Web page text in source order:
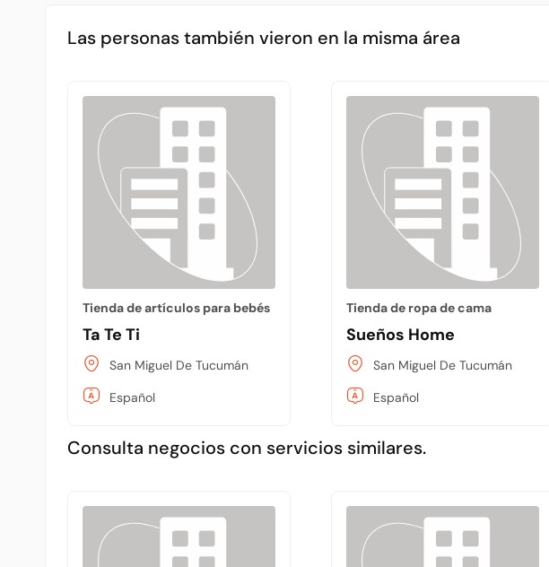
Las personas también vieron en la misma área
Tienda de artículos para bebés
Ta Te Ti
San Miguel De Tucumán
Español
Tienda de ropa de cama
Sueños Home
San Miguel De Tucumán
Español
Consulta negocios con servicios similares.